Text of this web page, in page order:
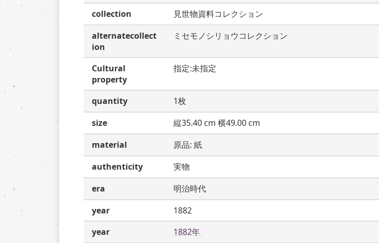
collection
見世物資料コレクション
alternatecollect
ion
ミセモノシリョウコレクション
Cultural
property
指定:未指定
quantity
1枚
size
縦35.40 cm 横49.00 cm
material
原品: 紙
authenticity
実物
era
明治時代
year
1882
year
1882年